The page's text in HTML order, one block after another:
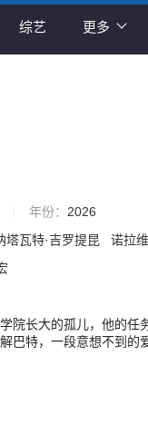
综艺 更多
年份： 2026
塔瓦特·吉罗提昆
诺拉
院长大的孤儿，他的任
巴特，一段意想不到的
情会在社会和宗教的审
with befriending Bart to
Bart, an unexpected